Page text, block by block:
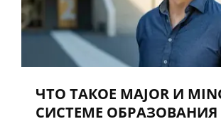
ЧТО ТАКОЕ MAJOR И
СИСТЕМЕ